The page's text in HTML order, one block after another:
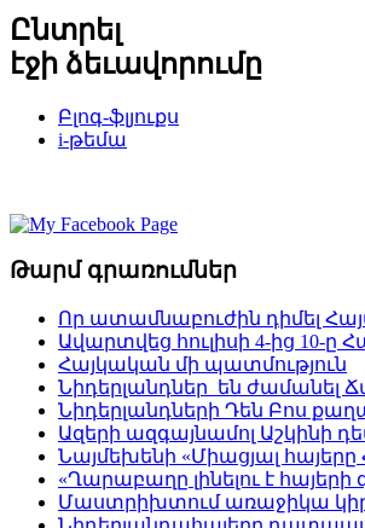
Ընտրել
էջի ձեւավորումը
Բլոգ-ֆլյուքս
i-թեմա
Թարմ գրառումներ
Որ ատամնաբուժին դիմել
Ավարտվեց հուլիսի 4-ից 10-
Հայկական մի պատմություն
Նիդերլանդներ են ժամանել
Նիդերլանդների Դեն Բոս
Ազերի ազգայնամոլ Աշկինի
Նայմեխենի «Միացյալ հայերը
«Ղարաբաղը լինելու է
Մաստրիխտում առաջիկա